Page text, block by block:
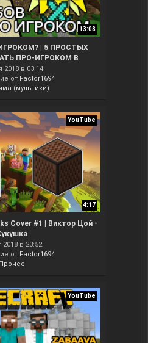
13:08
| 5 ПРОСТЫХ
ПРО-ИГРОКОМ В
- МАШИНИМА
2018 в 03:14
от Factor1694
(мультики)
YouTube
4:17
Cover #1 | Виктор Цой -
2018 в 23:52
от Factor1694
Прочее
YouTube